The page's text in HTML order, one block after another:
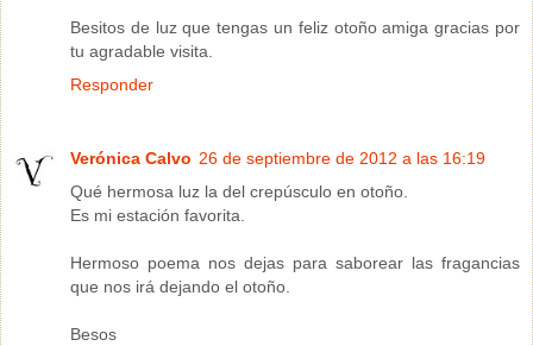
Besitos de luz que tengas un feliz otoño amiga gracias por
tu agradable visita.
Responder
Verónica Calvo 26 de septiembre de 2012 a las 16:19
Qué hermosa luz la del crepúsculo en otoño.
Es mi estación favorita.
Hermoso poema nos dejas para saborear las fragancias
que nos irá dejando el otoño.
Besos